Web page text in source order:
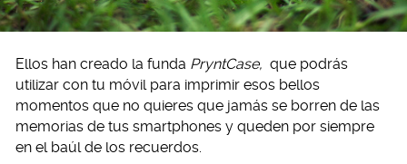
Ellos han creado la funda PryntCase, que podrás
utilizar con tu móvil para imprimir esos bellos
momentos que no quieres que jamás se borren de las
memorias de tus smartphones y queden por siempre
en el baúl de los recuerdos.